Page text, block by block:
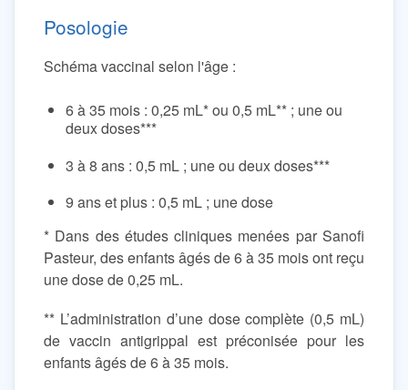
Posologie
Schéma vaccinal selon l'âge :
6 à 35 mois : 0,25 mL* ou 0,5 mL** ; une ou
deux doses***
3 à 8 ans : 0,5 mL ; une ou deux doses***
9 ans et plus : 0,5 mL ; une dose
* Dans des études cliniques menées par Sanofi
Pasteur, des enfants âgés de 6 à 35 mois ont reçu
une dose de 0,25 mL.
** L’administration d’une dose complète (0,5 mL)
de vaccin antigrippal est préconisée pour les
enfants âgés de 6 à 35 mois.